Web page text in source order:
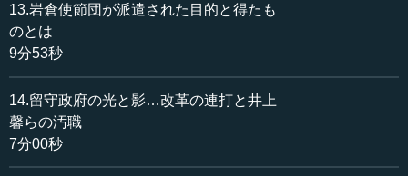
兵。富国強兵のもとは人物を養育すること専務」と書きま
す。これが慶應義塾のもとになるのです。
帰国して最初の仕事は、生麦事件の処理でした。翌文久
3（1863）年に緒方洪庵が亡くなりますが、通夜の席に行...
13.岩倉使節団が派遣された目的と得たも
のとは
9分53秒
14.留守政府の光と影…改革の連打と井上
馨らの汚職
7分00秒